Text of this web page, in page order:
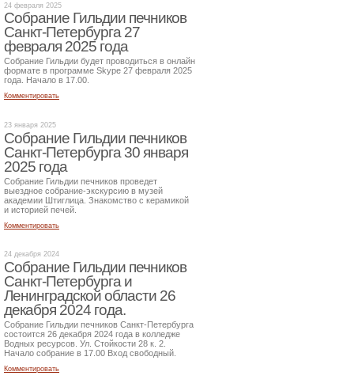
24 февраля 2025
Собрание Гильдии печников
Санкт-Петербурга 27
февраля 2025 года
Собрание Гильдии будет проводиться в онлайн
формате в программе Skype 27 февраля 2025
года. Начало в 17.00.
Комментировать
23 января 2025
Собрание Гильдии печников
Санкт-Петербурга 30 января
2025 года
Собрание Гильдии печников проведет
выездное собрание-экскурсию в музей
академии Штиглица. Знакомство с керамикой
и историей печей.
Комментировать
24 декабря 2024
Собрание Гильдии печников
Санкт-Петербурга и
Ленинградской области 26
декабря 2024 года.
Собрание Гильдии печников Санкт-Петербурга
состоится 26 декабря 2024 года в колледже
Водных ресурсов. Ул. Стойкости 28 к. 2.
Начало собрание в 17.00 Вход свободный.
Комментировать